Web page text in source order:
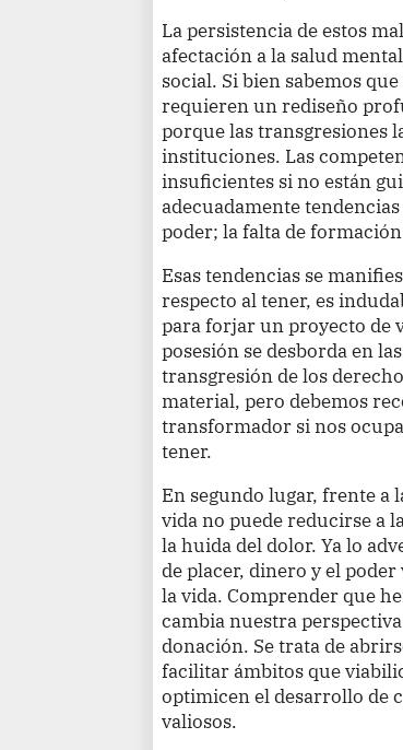
La persistencia de estos
afectación a la salud
social. Si bien sabemos
requieren un rediseño
porque las transgresiones
instituciones. Las
insuficientes si no están
adecuadamente
poder; la falta de
Esas tendencias se
respecto al tener, es
para forjar un proyecto de
posesión se desborda en
transgresión de los
material, pero debemos
transformador si nos
tener.
En segundo lugar, frente a
vida no puede reducirse a
la huida del dolor. Ya lo
de placer, dinero y el
la vida. Comprender que
cambia nuestra
donación. Se trata de
facilitar ámbitos que
optimicen el desarrollo de
valiosos.